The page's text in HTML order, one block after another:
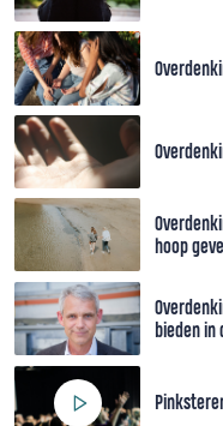
hoop
bieden